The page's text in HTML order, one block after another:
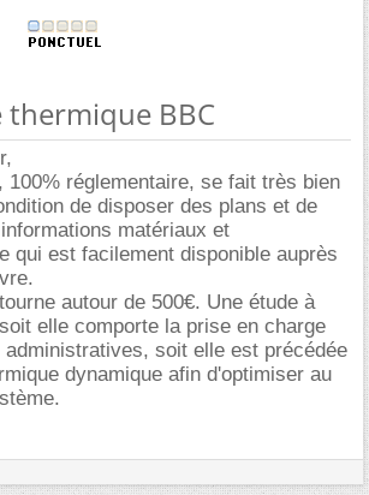
thermique BBC
100% réglementaire, se fait très bien
de disposer des plans et de
matériaux et
qui est facilement disponible auprès
autour de 500€. Une étude à
elle comporte la prise en charge
administratives, soit elle est précédée
dynamique afin d'optimiser au